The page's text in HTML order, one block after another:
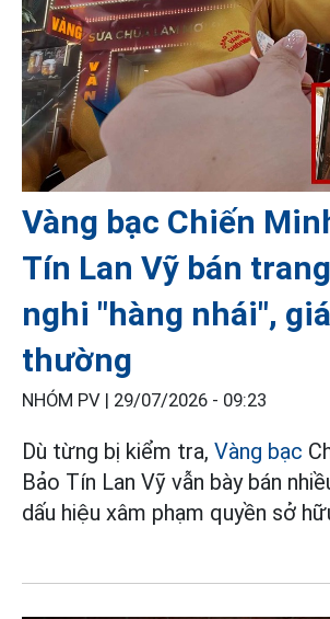
Vàng bạc Chiến
Tín Lan Vỹ bán
nghi "hàng nhái",
thường
NHÓM PV | 29/07/2026 - 09:23
Dù từng bị kiểm tra, Vàng bạc
Bảo Tín Lan Vỹ vẫn bày bán
dấu hiệu xâm phạm quyền sở